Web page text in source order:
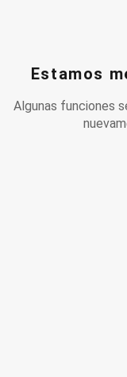
Estamos
Algunas funciones